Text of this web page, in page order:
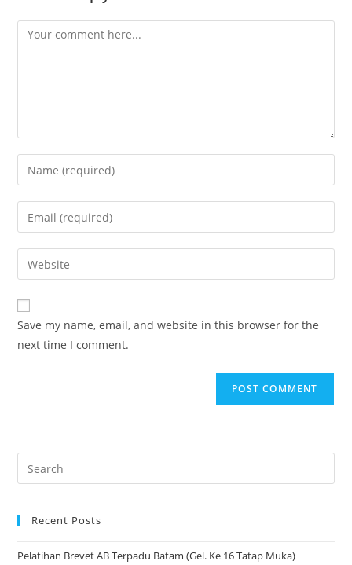
Save my name, email, and website in this browser for the
next time I comment.
Recent Posts
Pelatihan Brevet AB Terpadu Batam (Gel. Ke 16 Tatap Muka)